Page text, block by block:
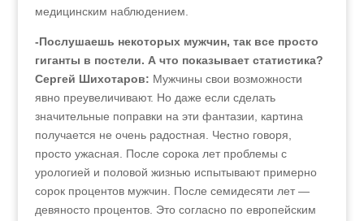
медицинским наблюдением.
-Послушаешь некоторых мужчин, так все просто
гиганты в постели. А что показывает статистика?
Сергей Шихотаров: Мужчины свои возможности
явно преувеличивают. Но даже если сделать
значительные поправки на эти фантазии, картина
получается не очень радостная. Честно говоря,
просто ужасная. После сорока лет проблемы с
урологией и половой жизнью испытывают примерно
сорок процентов мужчин. После семидесяти лет —
девяносто процентов. Это согласно по европейским